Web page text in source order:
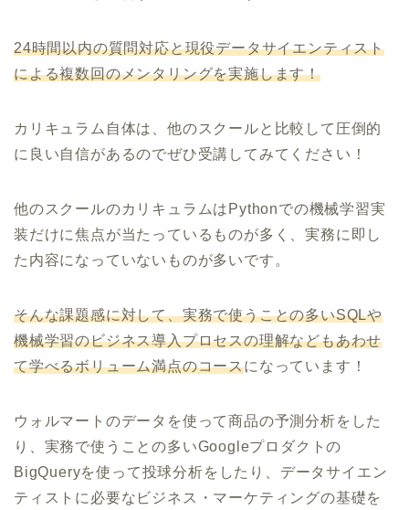
24時間以内の質問対応と現役データサイエンティスト
による複数回のメンタリングを実施します！
カリキュラム自体は、他のスクールと比較して圧倒的
に良い自信があるのでぜひ受講してみてください！
他のスクールのカリキュラムはPythonでの機械学習実
装だけに焦点が当たっているものが多く、実務に即し
た内容になっていないものが多いです。
そんな課題感に対して、実務で使うことの多いSQLや
機械学習のビジネス導入プロセスの理解などもあわせ
て学べるボリューム満点のコースになっています！
ウォルマートのデータを使って商品の予測分析をした
り、実務で使うことの多いGoogleプロダクトの
BigQueryを使って投球分析をしたり、データサイエン
ティストに必要なビジネス・マーケティングの基礎を